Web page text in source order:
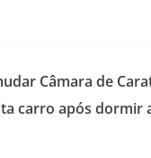
Câmara de
carro após dormir